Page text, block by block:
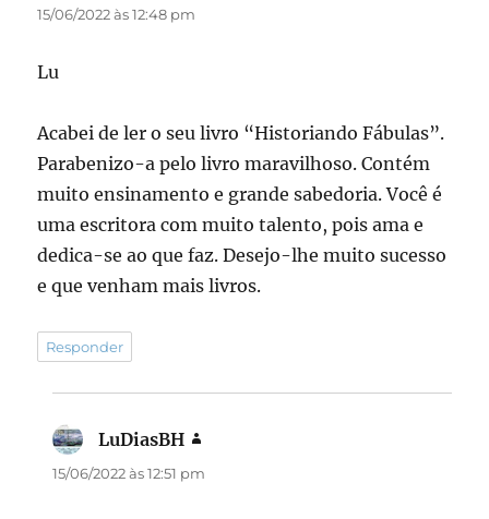
15/06/2022 às 12:48 pm
Lu
Acabei de ler o seu livro “Historiando Fábulas”.
Parabenizo-a pelo livro maravilhoso. Contém
muito ensinamento e grande sabedoria. Você é
uma escritora com muito talento, pois ama e
dedica-se ao que faz. Desejo-lhe muito sucesso
e que venham mais livros.
Responder
LuDiasBH
15/06/2022 às 12:51 pm